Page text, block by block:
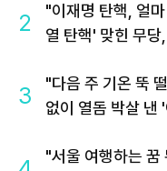
2
"이재명 탄핵, 얼
열 탄핵' 맞힌 무
3
"다음 주 기온 뚝
없이 열돔 박살 낸
"서울 여행하는